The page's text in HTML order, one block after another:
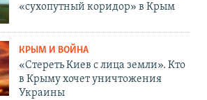
«сухопутный коридор» в Крым
КРЫМ И ВОЙНА
«Стереть Киев с лица земли». Кто
в Крыму хочет уничтожения
Украины